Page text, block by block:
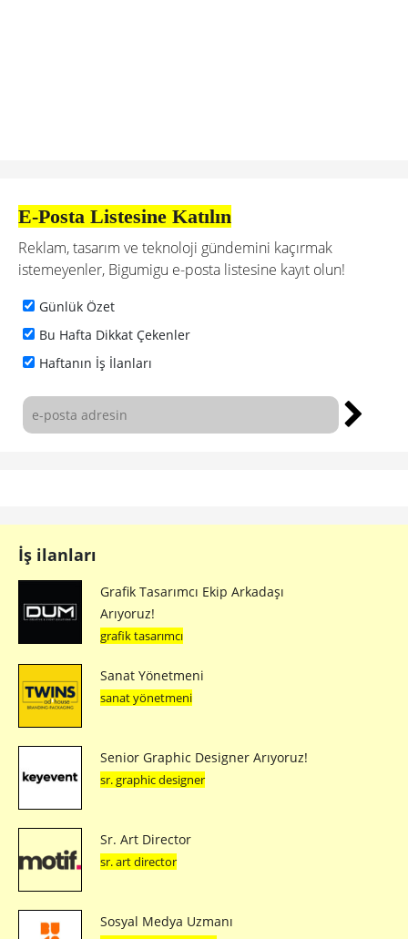
E-Posta Listesine Katılın
Reklam, tasarım ve teknoloji gündemini kaçırmak
istemeyenler, Bigumigu e-posta listesine kayıt olun!
Günlük Özet
Bu Hafta Dikkat Çekenler
Haftanın İş İlanları
İş ilanları
Grafik Tasarımcı Ekip Arkadaşı
Arıyoruz!
grafik tasarımcı
Sanat Yönetmeni
sanat yönetmeni
Senior Graphic Designer Arıyoruz!
sr. graphic designer
Sr. Art Director
sr. art director
Sosyal Medya Uzmanı